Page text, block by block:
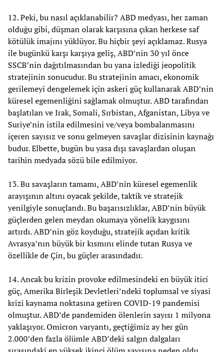
12. Peki, bu nasıl açıklanabilir? ABD medyası, her zaman
olduğu gibi, düşman olarak karşısına çıkan herkese saf
kötülük imajını yüklüyor. Bu hiçbir şeyi açıklamaz. Rusya
ile bugünkü karşı karşıya geliş, ABD’nin 30 yıl önce
SSCB’nin dağıtılmasından bu yana izlediği jeopolitik
stratejinin sonucudur. Bu stratejinin amacı, ekonomik
gerilemeyi dengelemek için askeri güç kullanarak ABD’nin
küresel egemenliğini sağlamak olmuştur. ABD tarafından
başlatılan ve Irak, Somali, Sırbistan, Afganistan, Libya ve
Suriye’nin istila edilmesini ve/veya bombalanmasını
içeren sayısız ve sonu gelmeyen savaşlar dizisinin kaynağı
budur. Elbette, bugün bu yasa dışı savaşlardan oluşan
tarihin medyada sözü bile edilmiyor.
13. Bu savaşların tamamı, ABD’nin küresel egemenlik
arayışının altını oyacak şekilde, taktik ve stratejik
yenilgiyle sonuçlandı. Bu başarısızlıklar, ABD’nin büyük
güçlerden gelen meydan okumaya yönelik kaygısını
artırdı. ABD’nin göz koyduğu, stratejik açıdan kritik
Avrasya’nın büyük bir kısmını elinde tutan Rusya ve
özellikle de Çin, bu güçler arasındadır.
14. Ancak bu krizin provoke edilmesindeki en büyük itici
güç, Amerika Birleşik Devletleri’ndeki toplumsal ve siyasi
krizi kaynama noktasına getiren COVID-19 pandemisi
olmuştur. ABD’de pandemiden ölenlerin sayısı 1 milyona
yaklaşıyor. Omicron varyantı, geçtiğimiz ay her gün
2.000’den fazla ölümle ABD’deki salgın dalgaları